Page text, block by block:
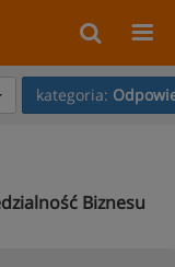
kategoria:
Biznesu